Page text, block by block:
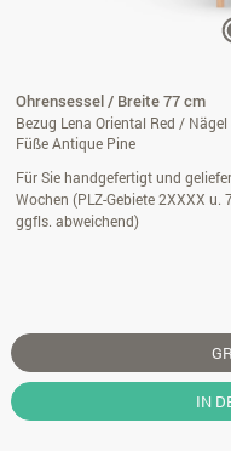
Ohrensessel / Breite 77 cm
Bezug Lena Oriental Red /
Füße Antique Pine
Für Sie handgefertigt und
Wochen (PLZ-Gebiete 2XXXX u.
ggfls. abweichend)
IN